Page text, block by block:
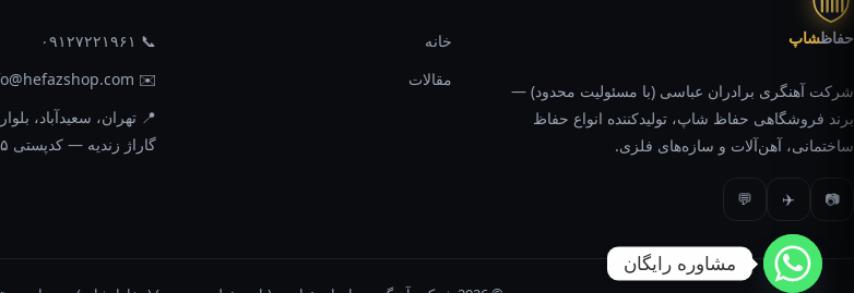
حفاظشاپ
شرکت آهنگری برادران عباسی (با مسئولیت محدود) —
برند فروشگاهی حفاظ شاپ، تولیدکننده انواع حفاظ
ساختمانی، آهن‌آلات و سازه‌های فلزی.
📷
✈️
💬
خانه
مقالات
📞 ۰۹۱۲۷۲۲۱۹۶۱
✉️ info@hefazshop.com
📍 تهران، سعیدآباد،
گاراژ زندیه — کدپستی ۱۳۷۴۸۵۸۵۶۵
مشاوره رایگان